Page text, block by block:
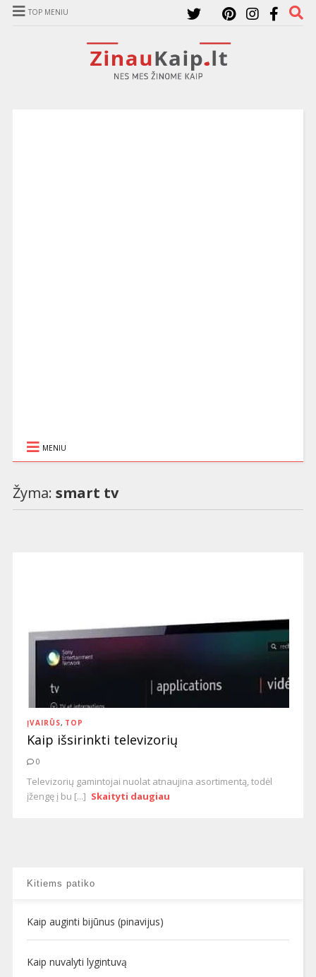
TOP MENIU
MENIU
Žyma: smart tv
ĮVAIRŪS, TOP
Kaip išsirinkti televizorių
0
Televizorių gamintojai nuolat atnaujina asortimentą, todėl
įžengę į bu [...] Skaityti daugiau
Kitiems patiko
Kaip auginti bijūnus (pinavijus)
Kaip nuvalyti lygintuvą